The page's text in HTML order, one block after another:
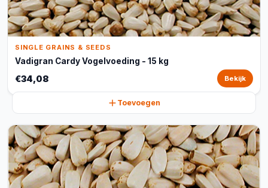
SINGLE GRAINS & SEEDS
Vadigran Cardy Vogelvoeding - 15 kg
€34,08 Bekijk
Toevoegen